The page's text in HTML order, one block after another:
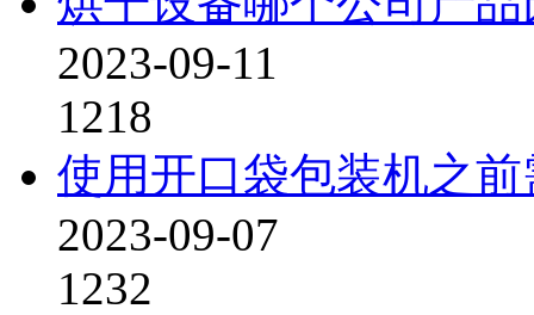
2023-09-11
1218
使用开口袋包装机之
2023-09-07
1232